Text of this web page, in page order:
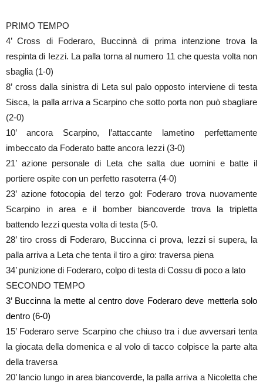
PRIMO TEMPO
4’ Cross di Foderaro, Buccinnà di prima intenzione trova la
respinta di Iezzi. La palla torna al numero 11 che questa volta non
sbaglia (1-0)
8’ cross dalla sinistra di Leta sul palo opposto interviene di testa
Sisca, la palla arriva a Scarpino che sotto porta non può sbagliare
(2-0)
10’ ancora Scarpino, l’attaccante lametino perfettamente
imbeccato da Foderato batte ancora Iezzi (3-0)
21’ azione personale di Leta che salta due uomini e batte il
portiere ospite con un perfetto rasoterra (4-0)
23’ azione fotocopia del terzo gol: Foderaro trova nuovamente
Scarpino in area e il bomber biancoverde trova la tripletta
battendo Iezzi questa volta di testa (5-0.
28’ tiro cross di Foderaro, Buccinna ci prova, Iezzi si supera, la
palla arriva a Leta che tenta il tiro a giro: traversa piena
34’ punizione di Foderaro, colpo di testa di Cossu di poco a lato
SECONDO TEMPO
3’ Buccinna la mette al centro dove Foderaro deve metterla solo
dentro (6-0)
15’ Foderaro serve Scarpino che chiuso tra i due avversari tenta
la giocata della domenica e al volo di tacco colpisce la parte alta
della traversa
20’ lancio lungo in area biancoverde, la palla arriva a Nicoletta che